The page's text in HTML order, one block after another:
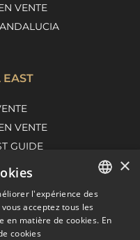
VENTE
VENTE
GUIDE
SPANISH
×
l'expérience des
acceptez tous les
en matière de cookies. En
cookies